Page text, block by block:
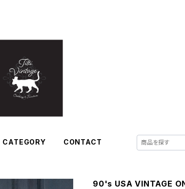
CATEGORY CONTACT
90's USA VINTAGE